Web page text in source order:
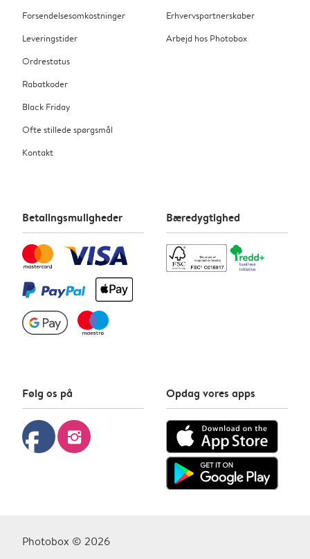
Forsendelsesomkostninger
Leveringstider
Ordrestatus
Rabatkoder
Black Friday
Ofte stillede spørgsmål
Kontakt
Erhvervspartnerskaber
Arbejd hos Photobox
Betalingsmuligheder Bæredygtighed
Følg os på
facebook instagram
Opdag vores apps
Photobox © 2026